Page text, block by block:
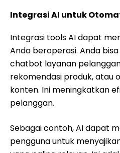
Integrasi AI untuk
Integrasi tools AI dapat
Anda beroperasi. Anda
chatbot layanan
rekomendasi produk, atau
konten. Ini meningkatkan
pelanggan.
Sebagai contoh, AI dapat
pengguna untuk